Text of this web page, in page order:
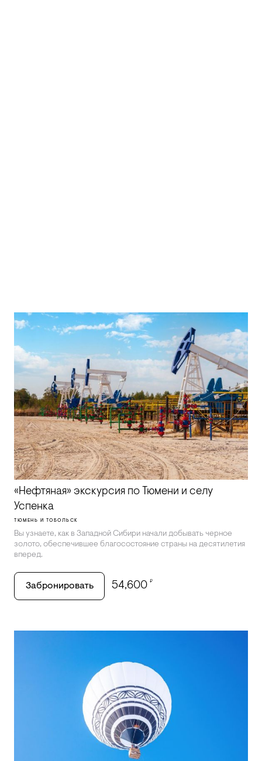
«Нефтяная» экскурсия по Тюмени и селу
Успенка
ТЮМЕНЬ И ТОБОЛЬСК
Вы узнаете, как в Западной Сибири начали добывать черное
золото, обеспечившее благосостояние страны на десятилетия
вперед.
Забронировать 54,600 ₽